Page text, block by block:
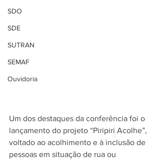
SDO
SDE
SUTRAN
SEMAF
Ouvidoria
Um dos destaques da conferência foi o
lançamento do projeto “Piripiri Acolhe”,
voltado ao acolhimento e à inclusão de
pessoas em situação de rua ou